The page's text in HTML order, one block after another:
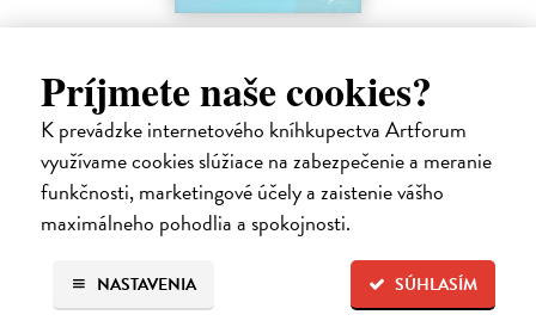
Príjmete naše cookies?
K prevádzke internetového kníhkupectva Artforum
využívame cookies slúžiace na zabezpečenie a meranie
funkčnosti, marketingové účely a zaistenie vášho
maximálneho pohodlia a spokojnosti.
SÚHLASÍM
NASTAVENIA
Kód zad
Co dělat, když vás bolí záda? Cvičit?
Do 4 dní
17,96 €
19,95 € ?
na sklade